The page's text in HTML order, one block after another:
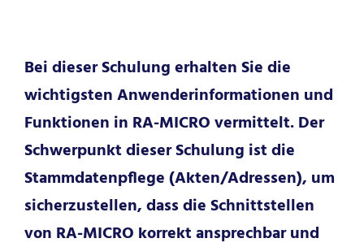
Bei dieser Schulung erhalten Sie die
wichtigsten Anwenderinformationen und
Funktionen in RA-MICRO vermittelt. Der
Schwerpunkt dieser Schulung ist die
Stammdatenpflege (Akten/Adressen), um
sicherzustellen, dass die Schnittstellen
von RA-MICRO korrekt ansprechbar und